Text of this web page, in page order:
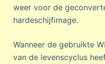
weer voor de
hardeschijfimage.
Wanneer de gebruikte
van de levenscyclus